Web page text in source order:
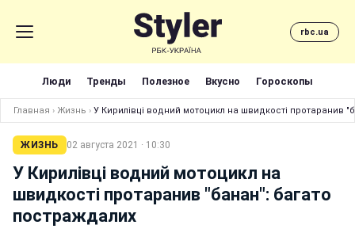
rbc.ua
Люди Тренды Полезное Вкусно Гороскопы
Главная › Жизнь › У Кирилівці водний мотоцикл на швидкості протаранив
ЖИЗНЬ 02 августа 2021 · 10:30
У Кирилівці водний мотоцикл на
швидкості протаранив "банан": багато
постраждалих